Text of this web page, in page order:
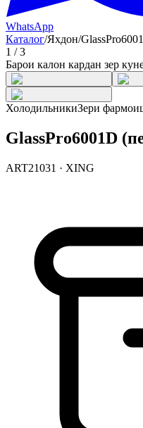
WhatsApp
Каталог/Яхдон/
1 /3
Барои калон кардан зер
ХолодильникиЗери
GlassPro6001D
ART21031 · XING